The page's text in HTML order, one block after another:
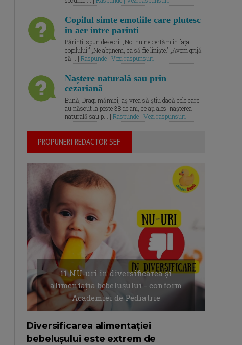
Copilul simte emotiile care plutesc
in aer intre parinti
Părinții spun deseori: „Noi nu ne certăm în fața
copilului.” „Ne abținem, ca să fie liniște.” „Avem grijă
să... | Raspunde | Vezi raspunsuri
Naștere naturală sau prin
cezariană
Bună, Dragi mămici, aș vrea să știu dacă cele care
au născut la peste 38 de ani, ce ați ales: nașterea
naturală sau p... | Raspunde | Vezi raspunsuri
PROPUNERI REDACTOR SEF
11 NU-uri in diversificarea și
alimentația bebelușului - conform
Academiei de Pediatrie
Diversificarea alimentației
bebelușului este extrem de